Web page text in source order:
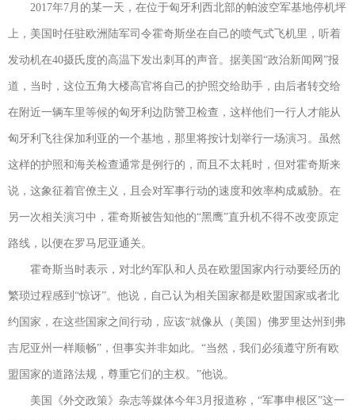
2017年7月的某一天，在位于匈牙利西北部的帕波空军基地停机坪
上，美国时任驻欧洲陆军司令霍奇斯坐在自己的喷气式飞机里，听着
发动机在40摄氏度的高温下发出刺耳的声音。据美国“政治新闻网”报
道，当时，这位五角大楼高官将自己的护照交给助手，由后者转交给
在附近一辆车里等候的匈牙利边防警卫检查，这样他们一行人才能从
匈牙利飞往保加利亚的一个基地，那里将按计划举行一场演习。虽然
这样的护照和海关检查通常是例行的，而且不太耗时，但对霍奇斯来
说，这象征着官僚主义，且会对军事行动的速度和效率构成威胁。在
另一次相关演习中，霍奇斯被告知他的“黑鹰”直升机不得不改变原定
路线，以便在罗马尼亚通关。
霍奇斯当时表示，对北约军队和人员在欧盟国家内行动要经历的
繁琐过程感到“惊讶”。他说，自己认为相关国家都是欧盟国家或者北
约国家，在这些国家之间行动，应该“就像从（美国）佛罗里达州到弗
吉尼亚州一样顺畅”，但事实并非如此。“当然，我们必须遵守所有欧
盟国家的道路法规，尊重它们的主权。”他说。
美国《外交政策》杂志等媒体今年3月报道称，“军事申根区”这一